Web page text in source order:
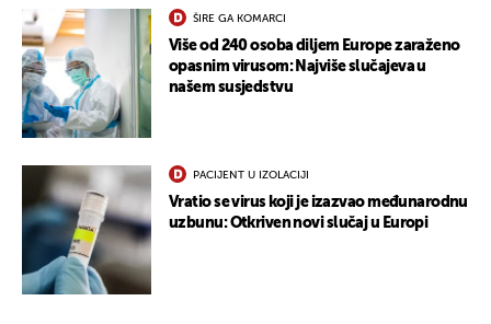
ŠIRE GA KOMARCI
Više od 240 osoba diljem Europe zaraženo
opasnim virusom: Najviše slučajeva u
našem susjedstvu
PACIJENT U IZOLACIJI
Vratio se virus koji je izazvao međunarodnu
uzbunu: Otkriven novi slučaj u Europi